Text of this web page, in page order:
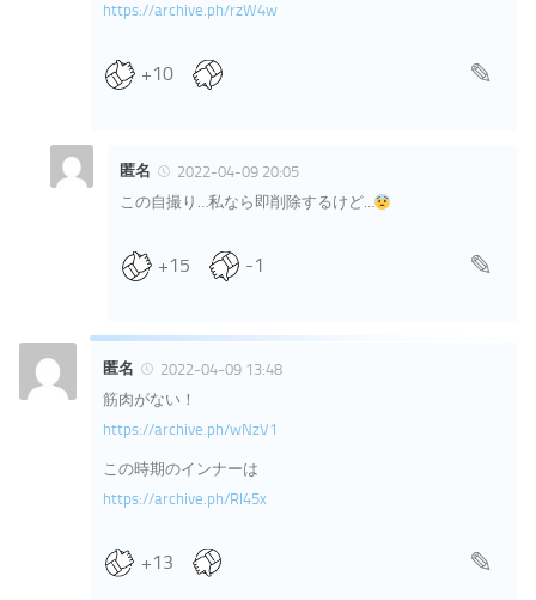
https://archive.ph/rzW4w
+10
匿名
2022-04-09 20:05
この自撮り…私なら即削除するけど…
+15 -1
匿名
2022-04-09 13:48
筋肉がない！
https://archive.ph/wNzV1
この時期のインナーは
https://archive.ph/Rl45x
+13